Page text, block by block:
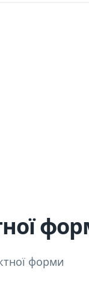
форми